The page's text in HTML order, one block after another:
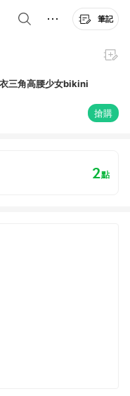
筆記
三角高腰少女bikini
搶購
2點